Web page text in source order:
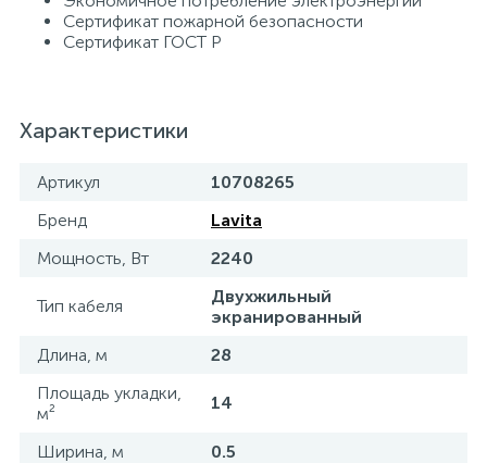
Сертификат пожарной безопасности
Сертификат ГОСТ Р
Характеристики
Артикул
10708265
Бренд
Lavita
Мощность, Вт
2240
Тип кабеля
Двухжильный
экранированный
Длина, м
28
Площадь укладки,
м²
14
Ширина, м
0.5